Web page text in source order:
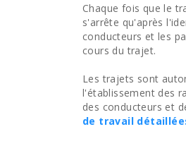
Chaque fois que le
s'arrête qu'après
conducteurs et les
cours du trajet.
Les trajets sont
l'établissement des
des conducteurs et
de travail